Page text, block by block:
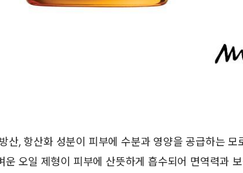
산, 항산화 성분이 피부에 수분과 영양을 공급하는 모
운 오일 제형이 피부에 산뜻하게 흡수되어 면역력과